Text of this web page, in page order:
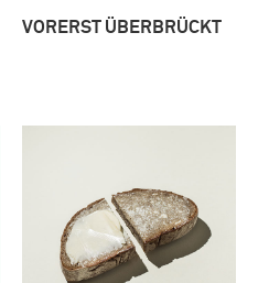
VORERST ÜBERBRÜCKT